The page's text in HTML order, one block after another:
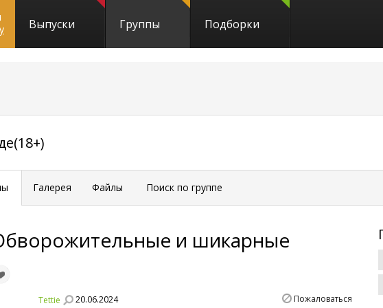
Выпуски Группы Подборки
Галерея Файлы Поиск по группе
и шикарные
Tettie 20.06.2024 Пожаловаться